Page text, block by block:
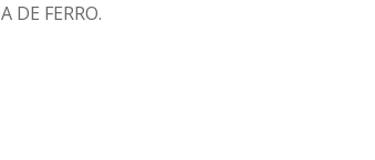
DE FERRO.